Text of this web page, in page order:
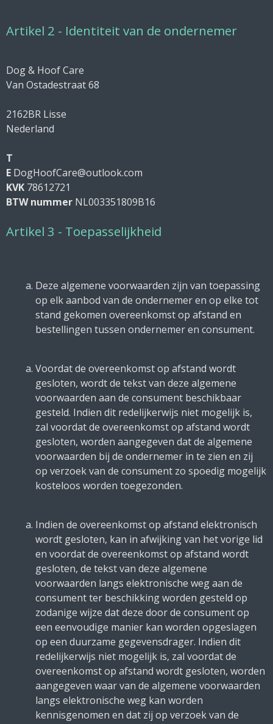
Artikel 2 - Identiteit van de ondernemer
Dog & Hoof Care
Van Ostadestraat 68
2162BR Lisse
Nederland
T
E DogHoofCare@outlook.com
KVK 78612721
BTW nummer NL003351809B16
Artikel 3 - Toepasselijkheid
Deze algemene voorwaarden zijn van toepassing
op elk aanbod van de ondernemer en op elke tot
stand gekomen overeenkomst op afstand en
bestellingen tussen ondernemer en consument.
Voordat de overeenkomst op afstand wordt
gesloten, wordt de tekst van deze algemene
voorwaarden aan de consument beschikbaar
gesteld. Indien dit redelijkerwijs niet mogelijk is,
zal voordat de overeenkomst op afstand wordt
gesloten, worden aangegeven dat de algemene
voorwaarden bij de ondernemer in te zien en zij
op verzoek van de consument zo spoedig mogelijk
kosteloos worden toegezonden.
Indien de overeenkomst op afstand elektronisch
wordt gesloten, kan in afwijking van het vorige lid
en voordat de overeenkomst op afstand wordt
gesloten, de tekst van deze algemene
voorwaarden langs elektronische weg aan de
consument ter beschikking worden gesteld op
zodanige wijze dat deze door de consument op
een eenvoudige manier kan worden opgeslagen
op een duurzame gegevensdrager. Indien dit
redelijkerwijs niet mogelijk is, zal voordat de
overeenkomst op afstand wordt gesloten, worden
aangegeven waar van de algemene voorwaarden
langs elektronische weg kan worden
kennisgenomen en dat zij op verzoek van de